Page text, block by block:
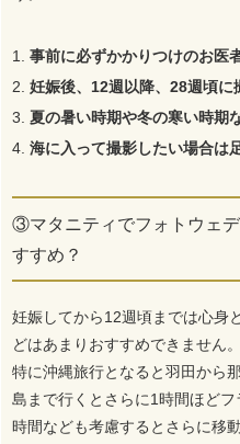
事前に必ずかかりつけのお医
妊娠後、12週以降、28週頃に
夏の暑い時期や冬の寒い時期
海に入って撮影したい場合は
③マタニティでフォトウェ
すすめ？
妊娠してから12週頃までは心身
どはあまりおすすめできません。
特に沖縄旅行となると羽田から
島まで行くとさらに1時間ほど
時間なども考慮するとさらに移